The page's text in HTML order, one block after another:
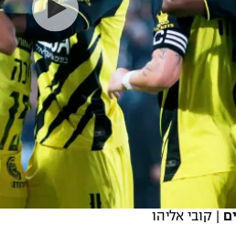
| קובי אליהו